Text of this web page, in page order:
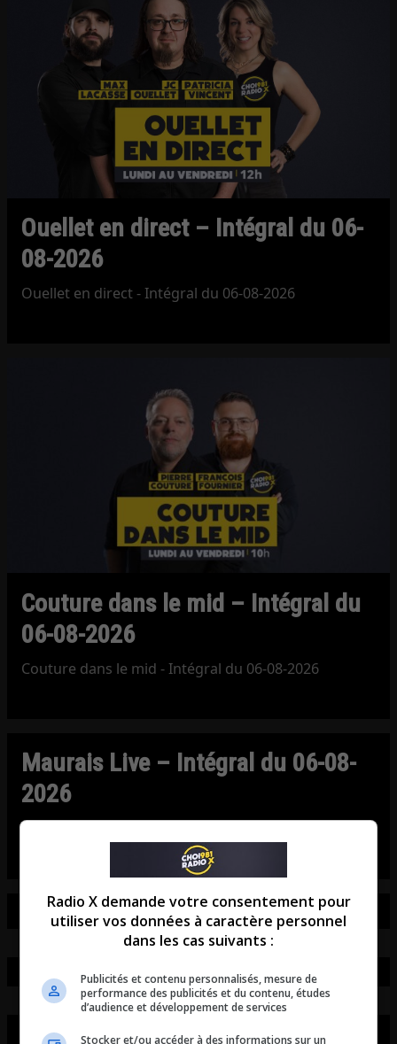
Ouellet en direct – Intégral du 06-
08-2026
Ouellet en direct - Intégral du 06-08-2026
Couture dans le mid – Intégral du
06-08-2026
Couture dans le mid - Intégral du 06-08-2026
Maurais Live – Intégral du 06-08-
2026
Maurais Live - Intégral du 06-08-2026
Radio X demande votre consentement pour
utiliser vos données à caractère personnel
dans les cas suivants :
Publicités et contenu personnalisés, mesure de
performance des publicités et du contenu, études
d’audience et développement de services
Stocker et/ou accéder à des informations sur un